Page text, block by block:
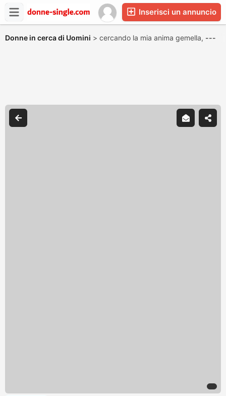
Inserisci un annuncio
Donne in cerca di Uomini > cercando la mia anima gemella, ---